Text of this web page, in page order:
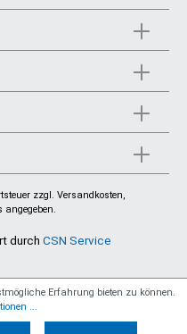
zzgl. Versandkosten,
durch CSN Service
Erfahrung bieten zu können.
...